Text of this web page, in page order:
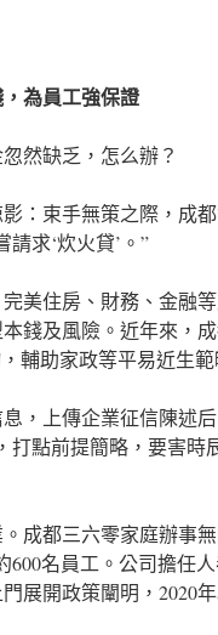
為員工強保證
然缺乏，怎么辦？
：束手無策之際，成
求‘炊火貸’。”
美住房、財務、金融
錢及風險。近年來，
輔助家政等平易近生
，上傳企業征信陳述
點前提簡略，要害時
成都三六零家庭辦事
名員工。公司擔任
展開政策闡明，2020